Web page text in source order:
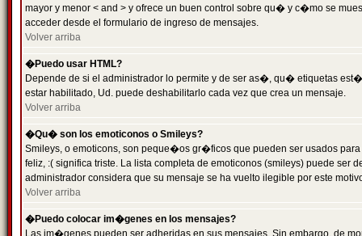
mayor y menor < and > y ofrece un buen control sobre qu� y c�mo se
acceder desde el formulario de ingreso de mensajes.
Volver arriba
�Puedo usar HTML?
Depende de si el administrador lo permite y de ser as�, qu� etiquetas
estar habilitado, Ud. puede deshabilitarlo cada vez que crea un mensaje.
Volver arriba
�Qu� son los emoticonos o Smileys?
Smileys, o emoticons, son peque�os gr�ficos que pueden ser usados
feliz, :( significa triste. La lista completa de emoticonos (smileys) puede
administrador considera que su mensaje se ha vuelto ilegible por este
Volver arriba
�Puedo colocar im�genes en los mensajes?
Las im�genes pueden ser adheridas en sus mensajes. Sin embargo, de